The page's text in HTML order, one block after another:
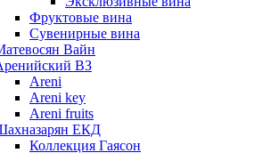
Фруктовые вина
Cувенирные вина
Вайн
ВЗ
Areni
Areni key
Areni fruits
ЕКД
Коллекция Гаясон